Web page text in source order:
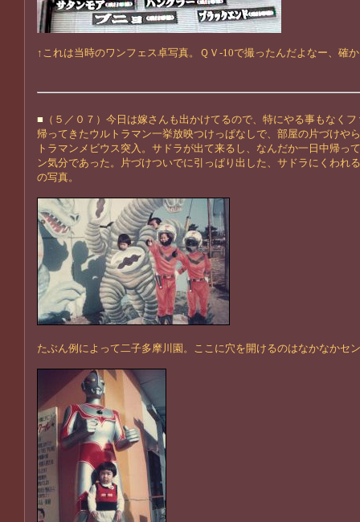
↑これは当時のワンフェス卓写真。ＱＶ-10で撮ったんだよなー、確
■ （５／０７）今日は嫁さんも出かけてるので、特にやる事もなく
帰ってきたウルトラマン一挙放映つけっぱなしで、部屋の片づけや
トラマンメビウス突入。サドラが出て来るし、なんだか一日中帰っ
ン気分であった。片づけついでに引っぱり出した、サドラにくわれ
の写真。
たぶん例によって二子多摩川園。ここに穴を開けるのはなかなかセ